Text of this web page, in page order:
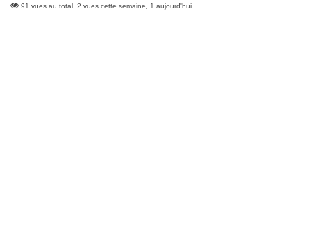
91 vues au total, 2 vues cette semaine, 1 aujourd'hui